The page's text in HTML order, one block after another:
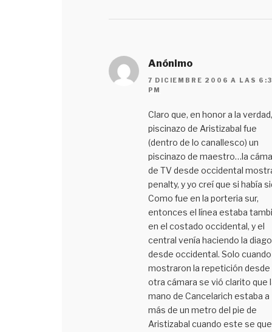
Anónimo
7 DICIEMBRE 2006 A LAS
PM
Claro que, en honor a la
piscinazo de Aristizabal fue
(dentro de lo canallesco) un
piscinazo de maestro…la
de TV desde occidental
penalty, y yo creí que si había
Como fue en la porteria sur,
entonces el línea estaba
en el costado occidental, y el
central venía haciendo la
desde occidental. Solo cuando
mostraron la repetición desde
otra cámara se vió clarito que
mano de Cancelarich estaba a
más de un metro del pie de
Aristizabal cuando este se